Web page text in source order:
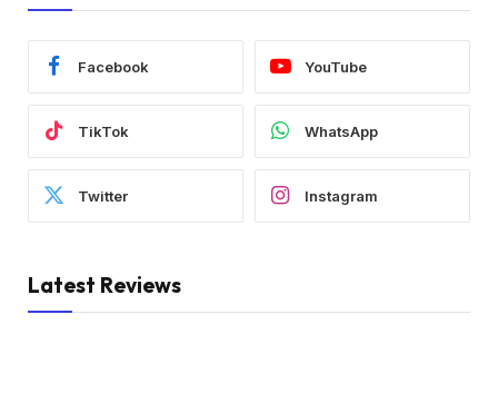
Facebook YouTube
TikTok WhatsApp
Twitter Instagram
Latest Reviews